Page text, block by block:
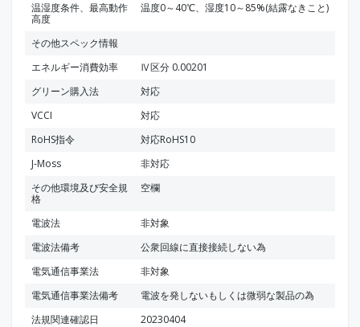
温湿度条件、最高動作
高度
温度0～40℃、湿度10～85%(結露なきこと)
その他スペック情報
エネルギー消費効率
Ⅳ区分 0.00201
グリーン購入法
対応
VCCI
対応
RoHS指令
対応RoHS10
J-Moss
非対応
その他環境及び安全規
格
空欄
電波法
非対象
電波法備考
公衆回線に直接接続しない為
電気通信事業法
非対象
電気通信事業法備考
電波を発しないもしくは微弱な製品の為
法規関連確認日
20230404